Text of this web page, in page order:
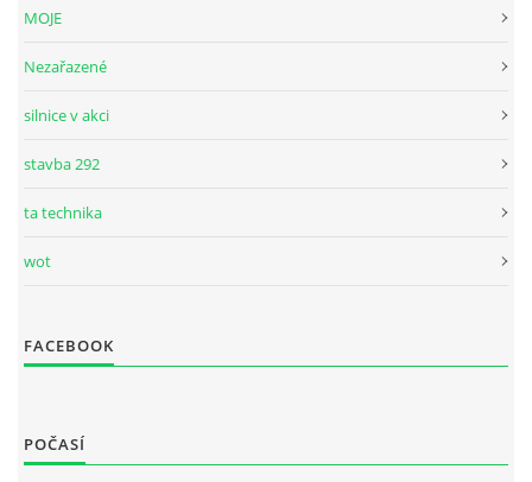
MOJE
Nezařazené
silnice v akci
stavba 292
ta technika
wot
FACEBOOK
POČASÍ